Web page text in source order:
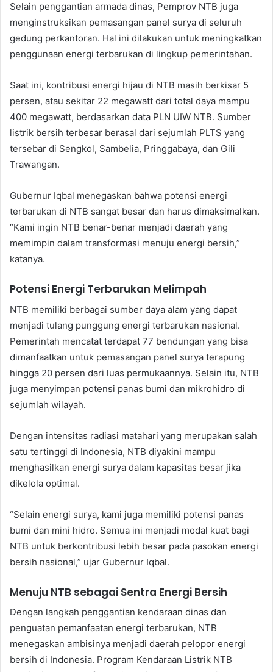
Selain penggantian armada dinas, Pemprov NTB juga
menginstruksikan pemasangan panel surya di seluruh
gedung perkantoran. Hal ini dilakukan untuk meningkatkan
penggunaan energi terbarukan di lingkup pemerintahan.
Saat ini, kontribusi energi hijau di NTB masih berkisar 5
persen, atau sekitar 22 megawatt dari total daya mampu
400 megawatt, berdasarkan data PLN UIW NTB. Sumber
listrik bersih terbesar berasal dari sejumlah PLTS yang
tersebar di Sengkol, Sambelia, Pringgabaya, dan Gili
Trawangan.
Gubernur Iqbal menegaskan bahwa potensi energi
terbarukan di NTB sangat besar dan harus dimaksimalkan.
“Kami ingin NTB benar-benar menjadi daerah yang
memimpin dalam transformasi menuju energi bersih,”
katanya.
Potensi Energi Terbarukan Melimpah
NTB memiliki berbagai sumber daya alam yang dapat
menjadi tulang punggung energi terbarukan nasional.
Pemerintah mencatat terdapat 77 bendungan yang bisa
dimanfaatkan untuk pemasangan panel surya terapung
hingga 20 persen dari luas permukaannya. Selain itu, NTB
juga menyimpan potensi panas bumi dan mikrohidro di
sejumlah wilayah.
Dengan intensitas radiasi matahari yang merupakan salah
satu tertinggi di Indonesia, NTB diyakini mampu
menghasilkan energi surya dalam kapasitas besar jika
dikelola optimal.
“Selain energi surya, kami juga memiliki potensi panas
bumi dan mini hidro. Semua ini menjadi modal kuat bagi
NTB untuk berkontribusi lebih besar pada pasokan energi
bersih nasional,” ujar Gubernur Iqbal.
Menuju NTB sebagai Sentra Energi Bersih
Dengan langkah penggantian kendaraan dinas dan
penguatan pemanfaatan energi terbarukan, NTB
menegaskan ambisinya menjadi daerah pelopor energi
bersih di Indonesia. Program Kendaraan Listrik NTB